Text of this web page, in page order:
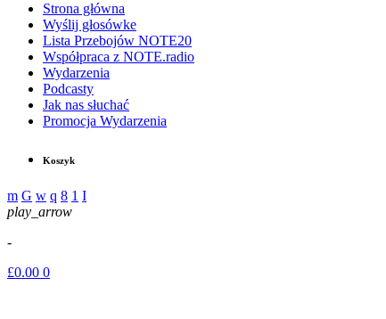
Strona główna
Wyślij głosówke
Lista Przebojów NOTE20
Współpraca z NOTE.radio
Wydarzenia
Podcasty
Jak nas słuchać
Promocja Wydarzenia
Koszyk
play_arrow
-
£0.00 0